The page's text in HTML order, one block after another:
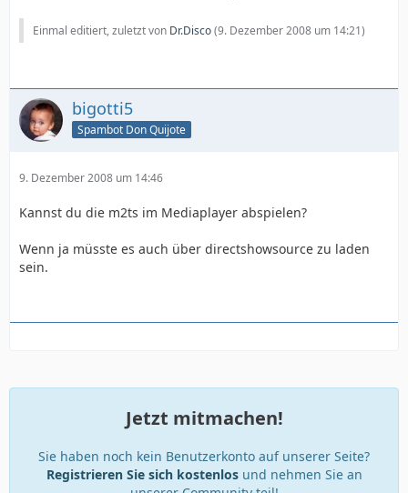
Einmal editiert, zuletzt von Dr.Disco(9. Dezember 2008 um 14:21)
bigotti5
Spambot Don Quijote
9. Dezember 2008 um 14:46
Kannst du die m2ts im Mediaplayer abspielen?
Wenn ja müsste es auch über directshowsource zu laden
sein.
Jetzt mitmachen!
Sie haben noch kein Benutzerkonto auf unserer Seite?
Registrieren Sie sich kostenlosund nehmen Sie an